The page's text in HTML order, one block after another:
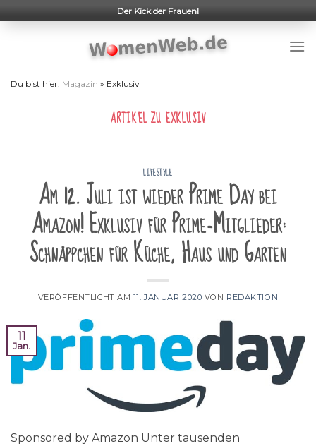
to
Der Kick der Frauen!
Du bist hier: Magazin » Exklusiv
ARTIKEL ZU EXKLUSIV
LIFESTYLE
Am 12. Juli ist wieder Prime Day bei
Amazon! Exklusiv für Prime-Mitglieder:
Schnäppchen für Küche, Haus und Garten
VERÖFFENTLICHT AM 11. JANUAR 2020 VON REDAKTION
11
Jan.
Sponsored by Amazon Unter tausenden